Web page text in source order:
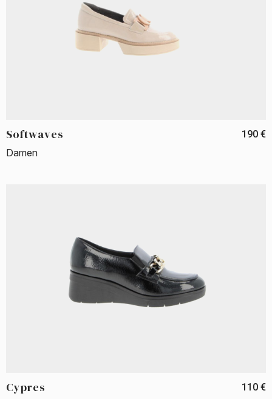
Softwaves 190 €
Damen
Cypres 110 €